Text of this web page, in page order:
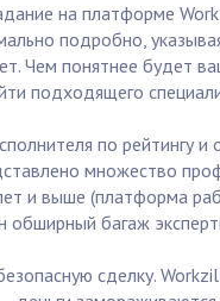
на платформе
подробно,
Чем понятнее будет
подходящего
по рейтингу и
множество
и выше (платформа
обширный багаж
сделку.